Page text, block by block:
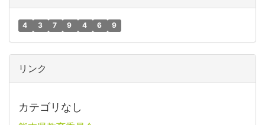
4 3 7 9 4 6 9
リンク
カテゴリなし